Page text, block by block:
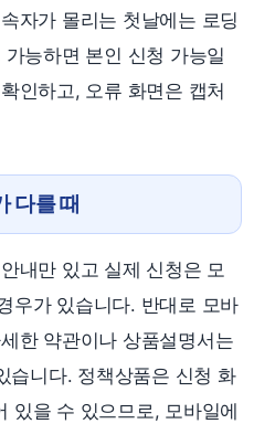
자가 몰리는 첫날에는 로딩
능하면 본인 신청 가능일
인하고, 오류 화면은 캡처
다를 때
내만 있고 실제 신청은 모
우가 있습니다. 반대로 모바
한 약관이나 상품설명서는
습니다. 정책상품은 신청 화
있을 수 있으므로, 모바일에